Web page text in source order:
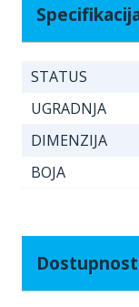
STATUS
UGRADNJA
DIMENZIJA
BOJA